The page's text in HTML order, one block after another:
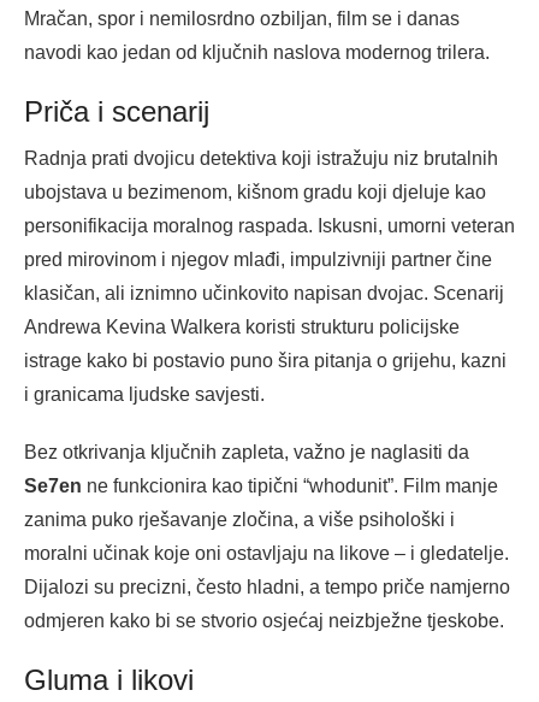
Mračan, spor i nemilosrdno ozbiljan, film se i danas
navodi kao jedan od ključnih naslova modernog trilera.
Priča i scenarij
Radnja prati dvojicu detektiva koji istražuju niz brutalnih
ubojstava u bezimenom, kišnom gradu koji djeluje kao
personifikacija moralnog raspada. Iskusni, umorni veteran
pred mirovinom i njegov mlađi, impulzivniji partner čine
klasičan, ali iznimno učinkovito napisan dvojac. Scenarij
Andrewa Kevina Walkera koristi strukturu policijske
istrage kako bi postavio puno šira pitanja o grijehu, kazni
i granicama ljudske savjesti.
Bez otkrivanja ključnih zapleta, važno je naglasiti da
Se7en ne funkcionira kao tipični “whodunit”. Film manje
zanima puko rješavanje zločina, a više psihološki i
moralni učinak koje oni ostavljaju na likove – i gledatelje.
Dijalozi su precizni, često hladni, a tempo priče namjerno
odmjeren kako bi se stvorio osjećaj neizbježne tjeskobe.
Gluma i likovi